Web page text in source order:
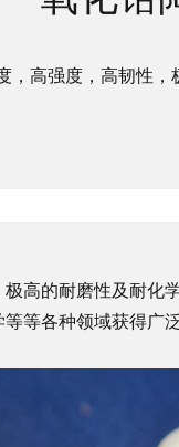
高强度，高韧性
高的耐磨性及耐化
等各种领域获得广泛